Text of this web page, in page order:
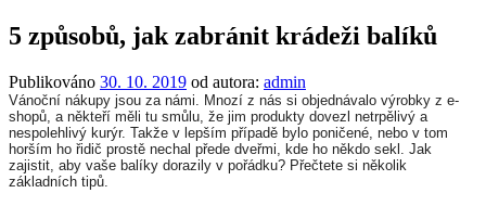
5 způsobů, jak zabránit krádeži balíků
Publikováno 30. 10. 2019 od autora: admin
Vánoční nákupy jsou za námi. Mnozí z nás si objednávalo výrobky z e-
shopů, a někteří měli tu smůlu, že jim produkty dovezl netrpělivý a
nespolehlivý kurýr. Takže v lepším případě bylo poničené, nebo v tom
horším ho řidič prostě nechal přede dveřmi, kde ho někdo sekl. Jak
zajistit, aby vaše balíky dorazily v pořádku? Přečtete si několik
základních tipů.